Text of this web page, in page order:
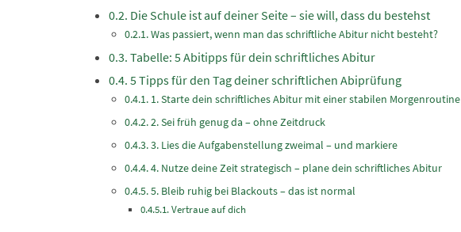
Die Schule ist auf deiner Seite – sie will, dass du bestehst
Was passiert, wenn man das schriftliche Abitur nicht besteht?
Tabelle: 5 Abitipps für dein schriftliches Abitur
5 Tipps für den Tag deiner schriftlichen Abiprüfung
1. Starte dein schriftliches Abitur mit einer stabilen Morgenroutine
2. Sei früh genug da – ohne Zeitdruck
3. Lies die Aufgabenstellung zweimal – und markiere
4. Nutze deine Zeit strategisch – plane dein schriftliches Abitur
5. Bleib ruhig bei Blackouts – das ist normal
Vertraue auf dich